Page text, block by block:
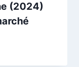
(2024)